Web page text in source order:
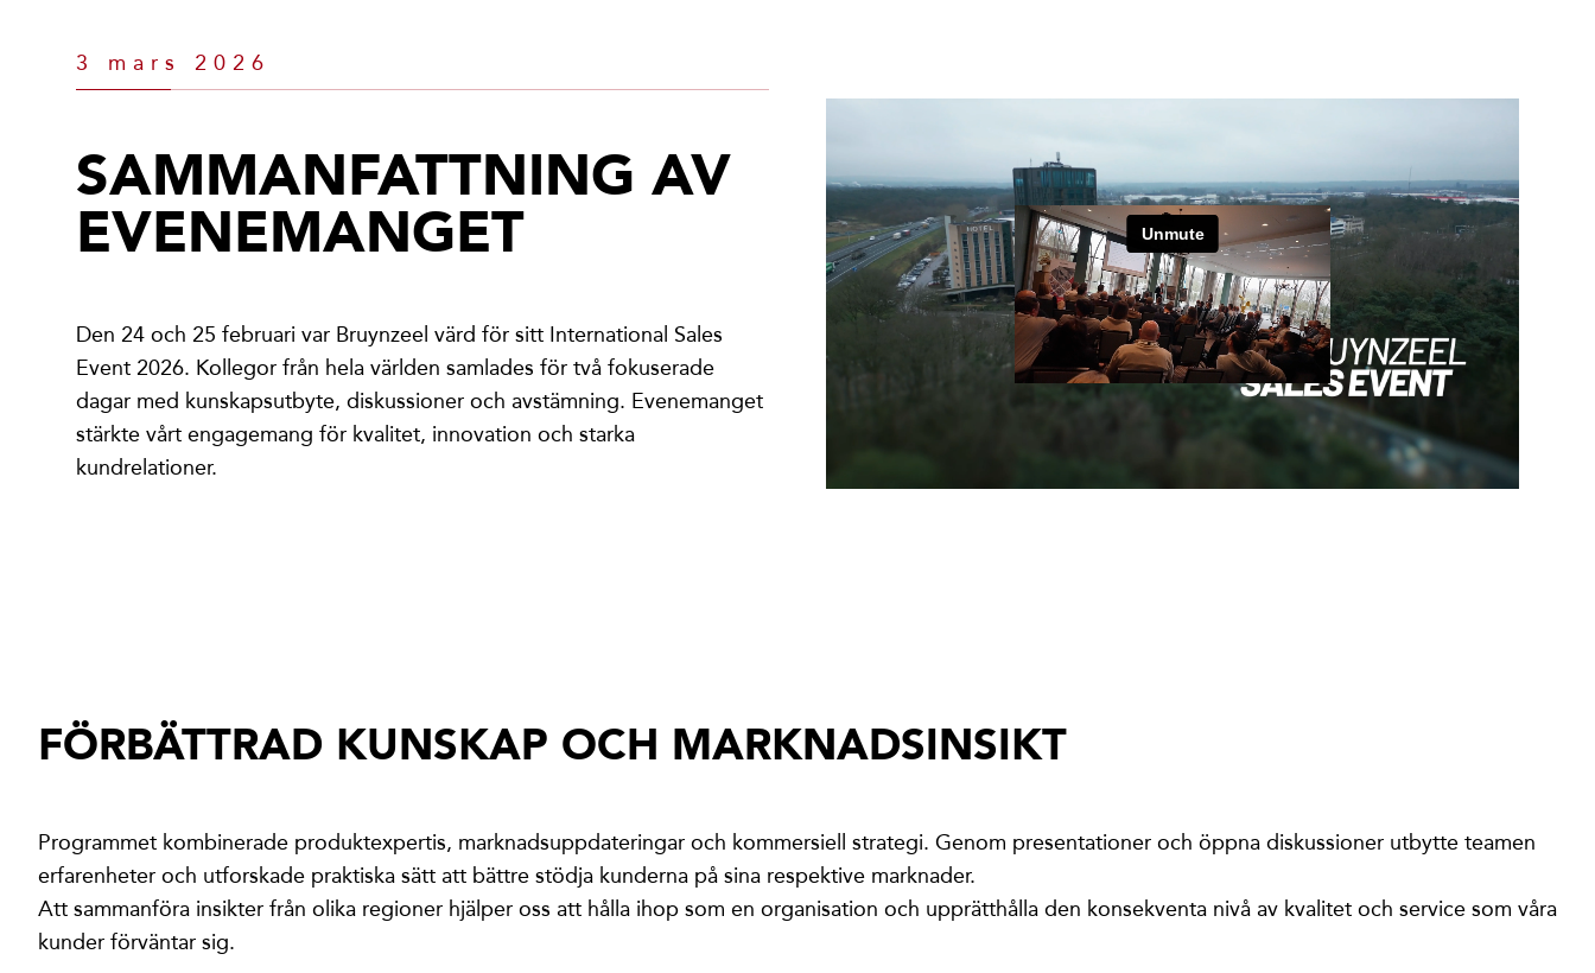
3 mars 2026
SAMMANFATTNING AV
EVENEMANGET
Den 24 och 25 februari var Bruynzeel värd för sitt International Sales
Event 2026. Kollegor från hela världen samlades för två fokuserade
dagar med kunskapsutbyte, diskussioner och avstämning. Evenemanget
stärkte vårt engagemang för kvalitet, innovation och starka
kundrelationer.
FÖRBÄTTRAD KUNSKAP OCH MARKNADSINSIKT
Programmet kombinerade produktexpertis, marknadsuppdateringar och kommersiell strategi. Genom presentationer och öppna diskussioner utbytte teamen
erfarenheter och utforskade praktiska sätt att bättre stödja kunderna på sina respektive marknader.
Att sammanföra insikter från olika regioner hjälper oss att hålla ihop som en organisation och upprätthålla den konsekventa nivå av kvalitet och service som våra
kunder förväntar sig.